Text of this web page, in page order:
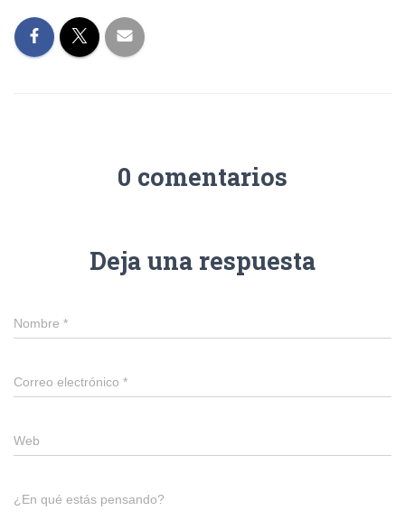
0 comentarios
Deja una respuesta
Nombre *
Correo electrónico *
Web
¿En qué estás pensando?